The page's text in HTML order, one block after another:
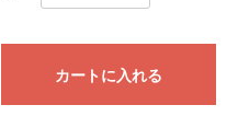
カートに入れる